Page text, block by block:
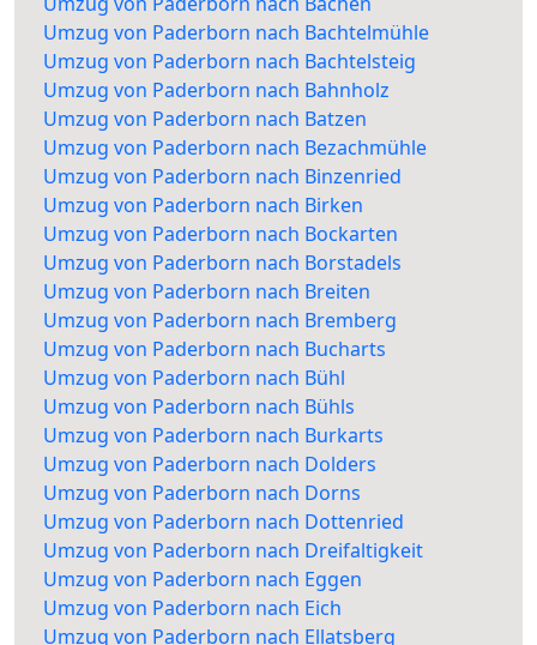
Umzug von Paderborn nach Bachtelmühle
Umzug von Paderborn nach Bachtelsteig
Umzug von Paderborn nach Bahnholz
Umzug von Paderborn nach Batzen
Umzug von Paderborn nach Bezachmühle
Umzug von Paderborn nach Binzenried
Umzug von Paderborn nach Birken
Umzug von Paderborn nach Bockarten
Umzug von Paderborn nach Borstadels
Umzug von Paderborn nach Breiten
Umzug von Paderborn nach Bremberg
Umzug von Paderborn nach Bucharts
Umzug von Paderborn nach Bühl
Umzug von Paderborn nach Bühls
Umzug von Paderborn nach Burkarts
Umzug von Paderborn nach Dolders
Umzug von Paderborn nach Dorns
Umzug von Paderborn nach Dottenried
Umzug von Paderborn nach Dreifaltigkeit
Umzug von Paderborn nach Eggen
Umzug von Paderborn nach Eich
Umzug von Paderborn nach Ellatsberg